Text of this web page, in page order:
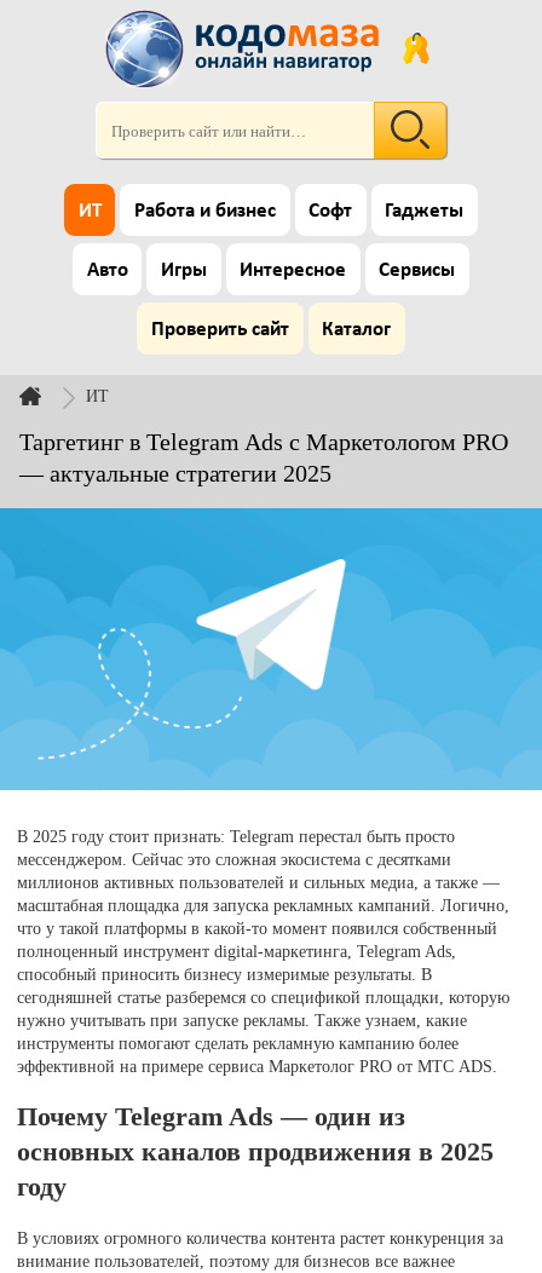
ИТ Работа и бизнес Софт Гаджеты
Авто Игры Интересное Сервисы
Проверить сайт Каталог
ИТ
Таргетинг в Telegram Ads с Маркетологом PRO
— актуальные стратегии 2025
В 2025 году стоит признать: Telegram перестал быть просто
мессенджером. Сейчас это сложная экосистема с десятками
миллионов активных пользователей и сильных медиа, а также —
масштабная площадка для запуска рекламных кампаний. Логично,
что у такой платформы в какой-то момент появился собственный
полноценный инструмент digital-маркетинга, Telegram Ads,
способный приносить бизнесу измеримые результаты. В
сегодняшней статье разберемся со спецификой площадки, которую
нужно учитывать при запуске рекламы. Также узнаем, какие
инструменты помогают сделать рекламную кампанию более
эффективной на примере сервиса Маркетолог PRO от МТС ADS.
Почему Telegram Ads — один из
основных каналов продвижения в 2025
году
В условиях огромного количества контента растет конкуренция за
внимание пользователей, поэтому для бизнесов все важнее